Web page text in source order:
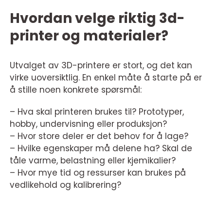
Hvordan velge riktig 3d-
printer og materialer?
Utvalget av 3D-printere er stort, og det kan
virke uoversiktlig. En enkel måte å starte på er
å stille noen konkrete spørsmål:
– Hva skal printeren brukes til? Prototyper,
hobby, undervisning eller produksjon?
– Hvor store deler er det behov for å lage?
– Hvilke egenskaper må delene ha? Skal de
tåle varme, belastning eller kjemikalier?
– Hvor mye tid og ressurser kan brukes på
vedlikehold og kalibrering?